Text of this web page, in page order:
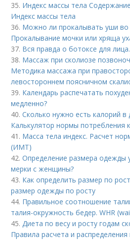
35. Индекс массы тела
Индекс массы тела
36. Можно ли прокалывать уши во
Прокалывание мочки или хряща
37. Вся правда о ботоксе для
38. Массаж при сколиозе
Методика массажа при
левостороннем поясничном
39. Календарь распечатать
медленно?
40.Сколько нужно есть калорий в
Калькулятор нормы потребления
41. Масса тела индекс. Расчет
(ИМТ)
42.Определение размера одежды
мерки с женщины?
43. Как определить размер по
размер одежды по росту
44. Правильное соотношение
талия-окружность бедер. WHR
45.Диета по весу и росту годам
Правила расчета и